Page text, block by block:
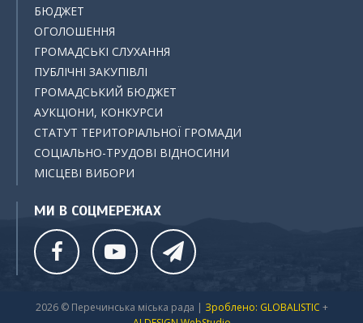
БЮДЖЕТ
ОГОЛОШЕННЯ
ГРОМАДСЬКІ СЛУХАННЯ
ПУБЛІЧНІ ЗАКУПІВЛІ
ГРОМАДСЬКИЙ БЮДЖЕТ
АУКЦІОНИ, КОНКУРСИ
СТАТУТ ТЕРИТОРІАЛЬНОЇ ГРОМАДИ
СОЦІАЛЬНО-ТРУДОВІ ВІДНОСИНИ
МІСЦЕВІ ВИБОРИ
МИ В СОЦМЕРЕЖАХ
2026 © Перечинська міська рада | Зроблено: GLOBALISTIC +